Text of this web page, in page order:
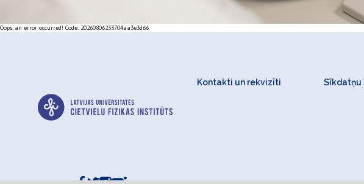
Oops, an error occurred! Code: 20260806233704aa3e3d66
Kontakti un rekvizīti